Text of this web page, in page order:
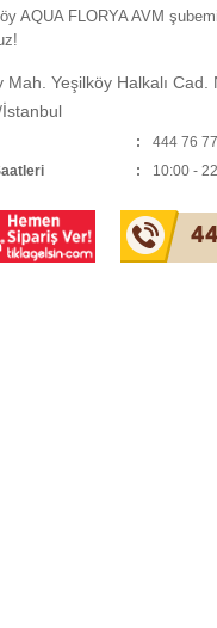
AQUA FLORYA AVM
Mah. Yeşilköy Halkalı
İstanbul
444 76 77
10:00 -